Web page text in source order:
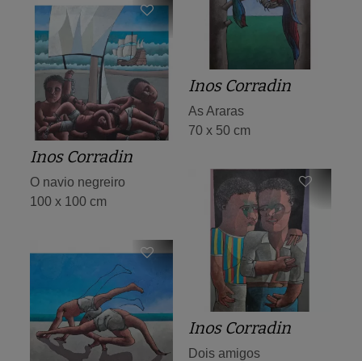
Inos Corradin
As Araras
70 x 50 cm
Inos Corradin
O navio negreiro
100 x 100 cm
Inos Corradin
Dois amigos